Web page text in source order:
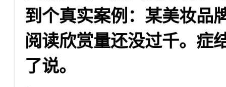
到个真实案例：某美妆品
阅读欣赏量还没过千。症
了说。